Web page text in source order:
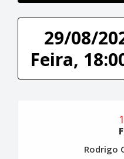
29/08/
Feira,
Rodrigo